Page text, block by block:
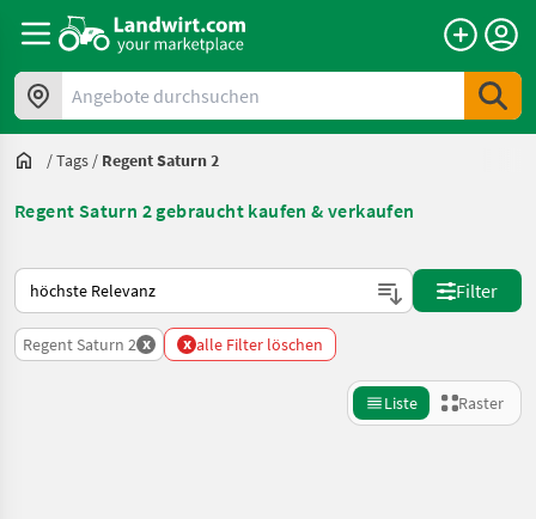
Angebote durchsuchen
/Tags / Regent Saturn 2
Regent Saturn 2 gebraucht kaufen & verkaufen
So wird auf Landwirt.com sortiert
Filter
Regent Saturn 2 x x alle Filter löschen
Liste Raster